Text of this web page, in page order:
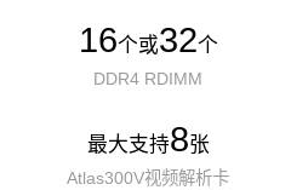
16个或32个
DDR4 RDIMM
最大支持8张
Atlas300V视频解析卡